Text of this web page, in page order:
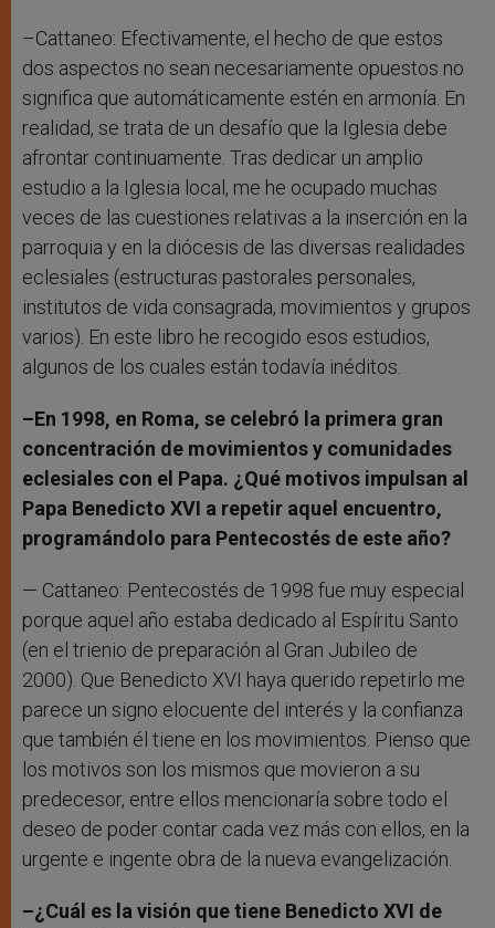
–Cattaneo: Efectivamente, el hecho de que estos
dos aspectos no sean necesariamente opuestos no
significa que automáticamente estén en armonía. En
realidad, se trata de un desafío que la Iglesia debe
afrontar continuamente. Tras dedicar un amplio
estudio a la Iglesia local, me he ocupado muchas
veces de las cuestiones relativas a la inserción en la
parroquia y en la diócesis de las diversas realidades
eclesiales (estructuras pastorales personales,
institutos de vida consagrada, movimientos y grupos
varios). En este libro he recogido esos estudios,
algunos de los cuales están todavía inéditos.
–En 1998, en Roma, se celebró la primera gran
concentración de movimientos y comunidades
eclesiales con el Papa. ¿Qué motivos impulsan al
Papa Benedicto XVI a repetir aquel encuentro,
programándolo para Pentecostés de este año?
— Cattaneo: Pentecostés de 1998 fue muy especial
porque aquel año estaba dedicado al Espíritu Santo
(en el trienio de preparación al Gran Jubileo de
2000). Que Benedicto XVI haya querido repetirlo me
parece un signo elocuente del interés y la confianza
que también él tiene en los movimientos. Pienso que
los motivos son los mismos que movieron a su
predecesor, entre ellos mencionaría sobre todo el
deseo de poder contar cada vez más con ellos, en la
urgente e ingente obra de la nueva evangelización.
–¿Cuál es la visión que tiene Benedicto XVI de